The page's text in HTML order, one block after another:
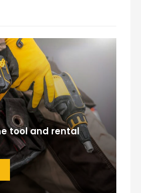
tool and rental